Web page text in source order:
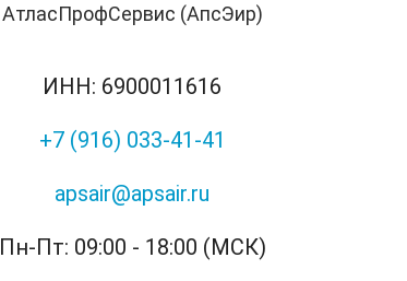
АтласПрофСервис (АпсЭир)
ИНН: 6900011616
+7 (916) 033-41-41
apsair@apsair.ru
Пн-Пт: 09:00 - 18:00 (МСК)